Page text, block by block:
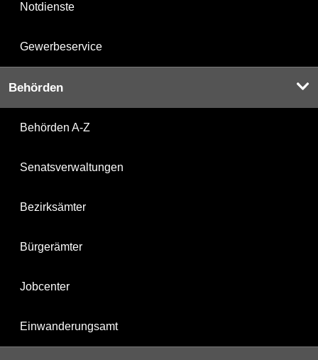
Notdienste
Gewerbeservice
Behörden
Behörden A-Z
Senatsverwaltungen
Bezirksämter
Bürgerämter
Jobcenter
Einwanderungsamt